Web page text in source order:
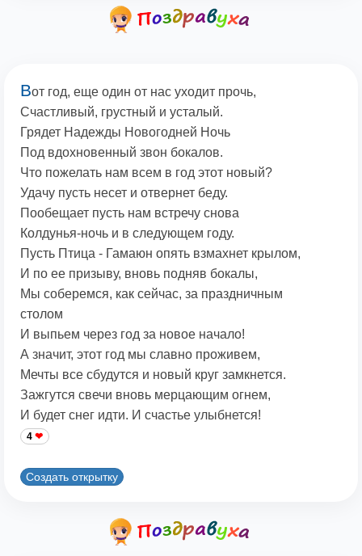
Вот год, еще один от нас уходит прочь,
Счастливый, грустный и усталый.
Грядет Надежды Новогодней Ночь
Под вдохновенный звон бокалов.
Что пожелать нам всем в год этот новый?
Удачу пусть несет и отвернет беду.
Пообещает пусть нам встречу снова
Колдунья-ночь и в следующем году.
Пусть Птица - Гамаюн опять взмахнет крылом,
И по ее призыву, вновь подняв бокалы,
Мы соберемся, как сейчас, за праздничным
столом
И выпьем через год за новое начало!
А значит, этот год мы славно проживем,
Мечты все сбудутся и новый круг замкнется.
Зажгутся свечи вновь мерцающим огнем,
И будет снег идти. И счастье улыбнется!
4
Создать открытку